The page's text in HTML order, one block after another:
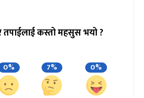
कस्तो महसुस भयो ?
0% 7% 0%